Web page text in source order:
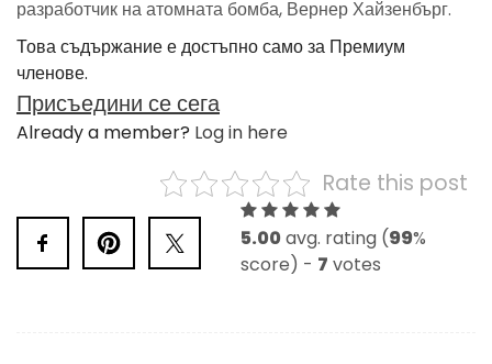
разработчик на атомната бомба, Вернер Хайзенбърг.
Това съдържание е достъпно само за Премиум
членове.
Присъедини се сега
Already a member? Log in here
Rate this post
5.00avg. rating (99%
score) - 7 votes